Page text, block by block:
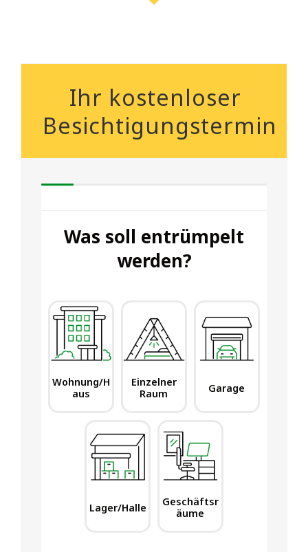
Ihr kostenloser
Besichtigungstermin